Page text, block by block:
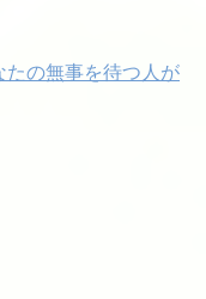
たの無事を待つ人が